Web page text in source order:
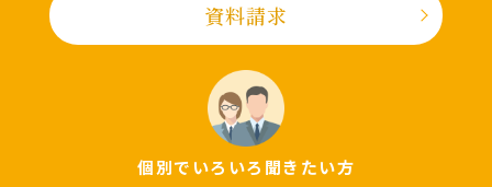
資料請求
個別でいろいろ聞きたい⽅